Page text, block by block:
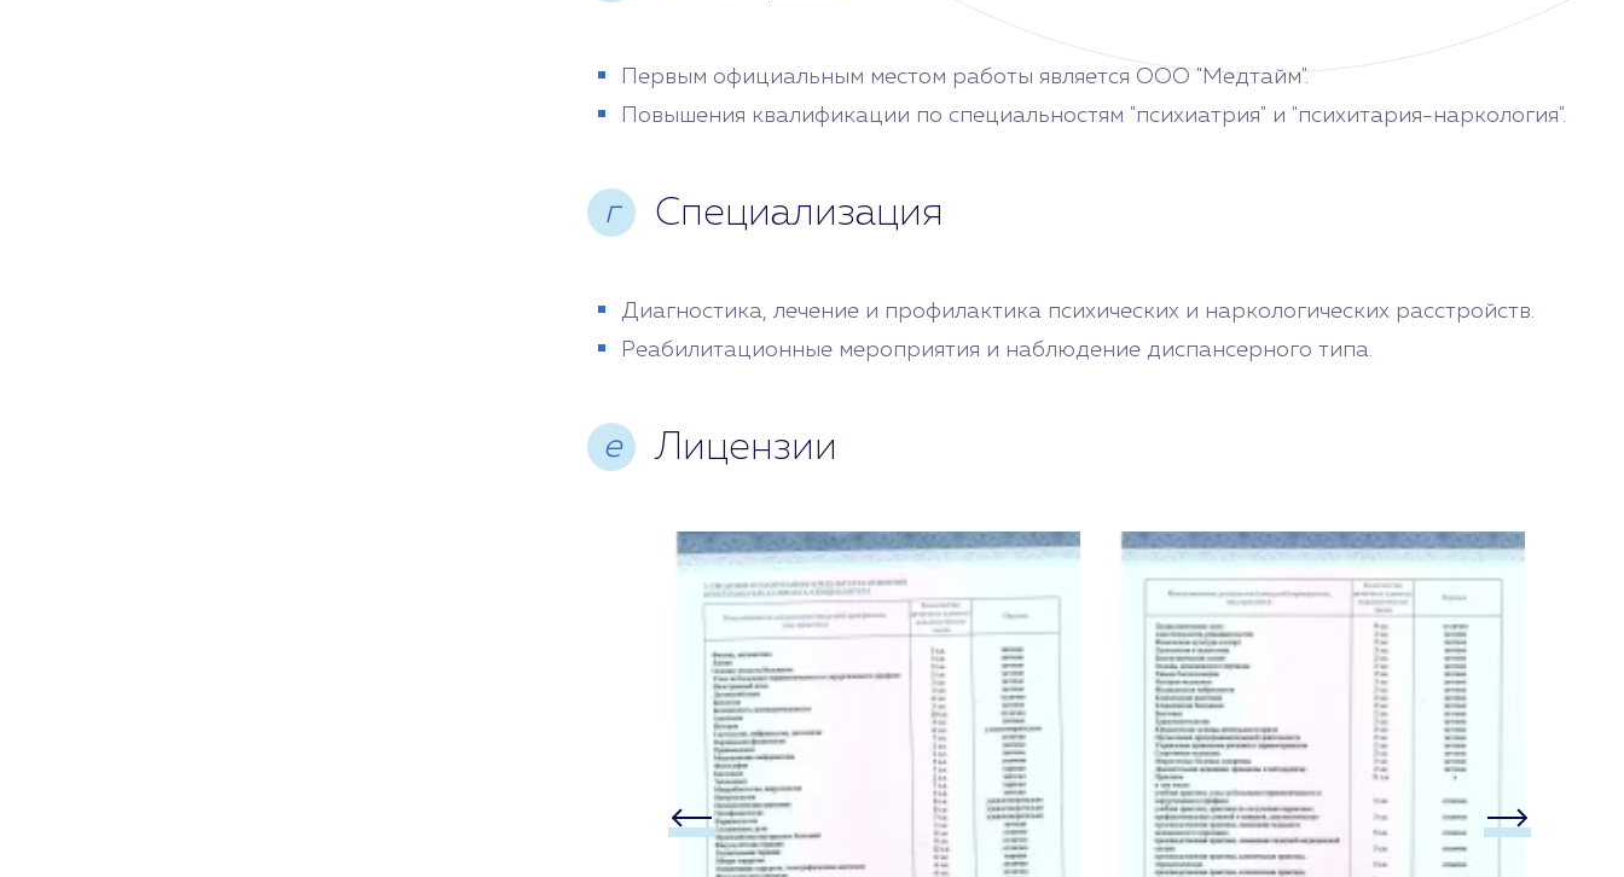
Первым официальным местом работы является ООО "Медтайм".
Повышения квалификации по специальностям "психиатрия" и "психитария-наркология".
г Специализация
Диагностика, лечение и профилактика психических и наркологических расстройств.
Реабилитационные мероприятия и наблюдение диспансерного типа.
е Лицензии